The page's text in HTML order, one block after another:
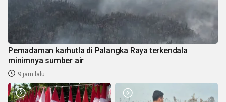
Pemadaman karhutla di Palangka Raya terkendala
minimnya sumber air
9 jam lalu